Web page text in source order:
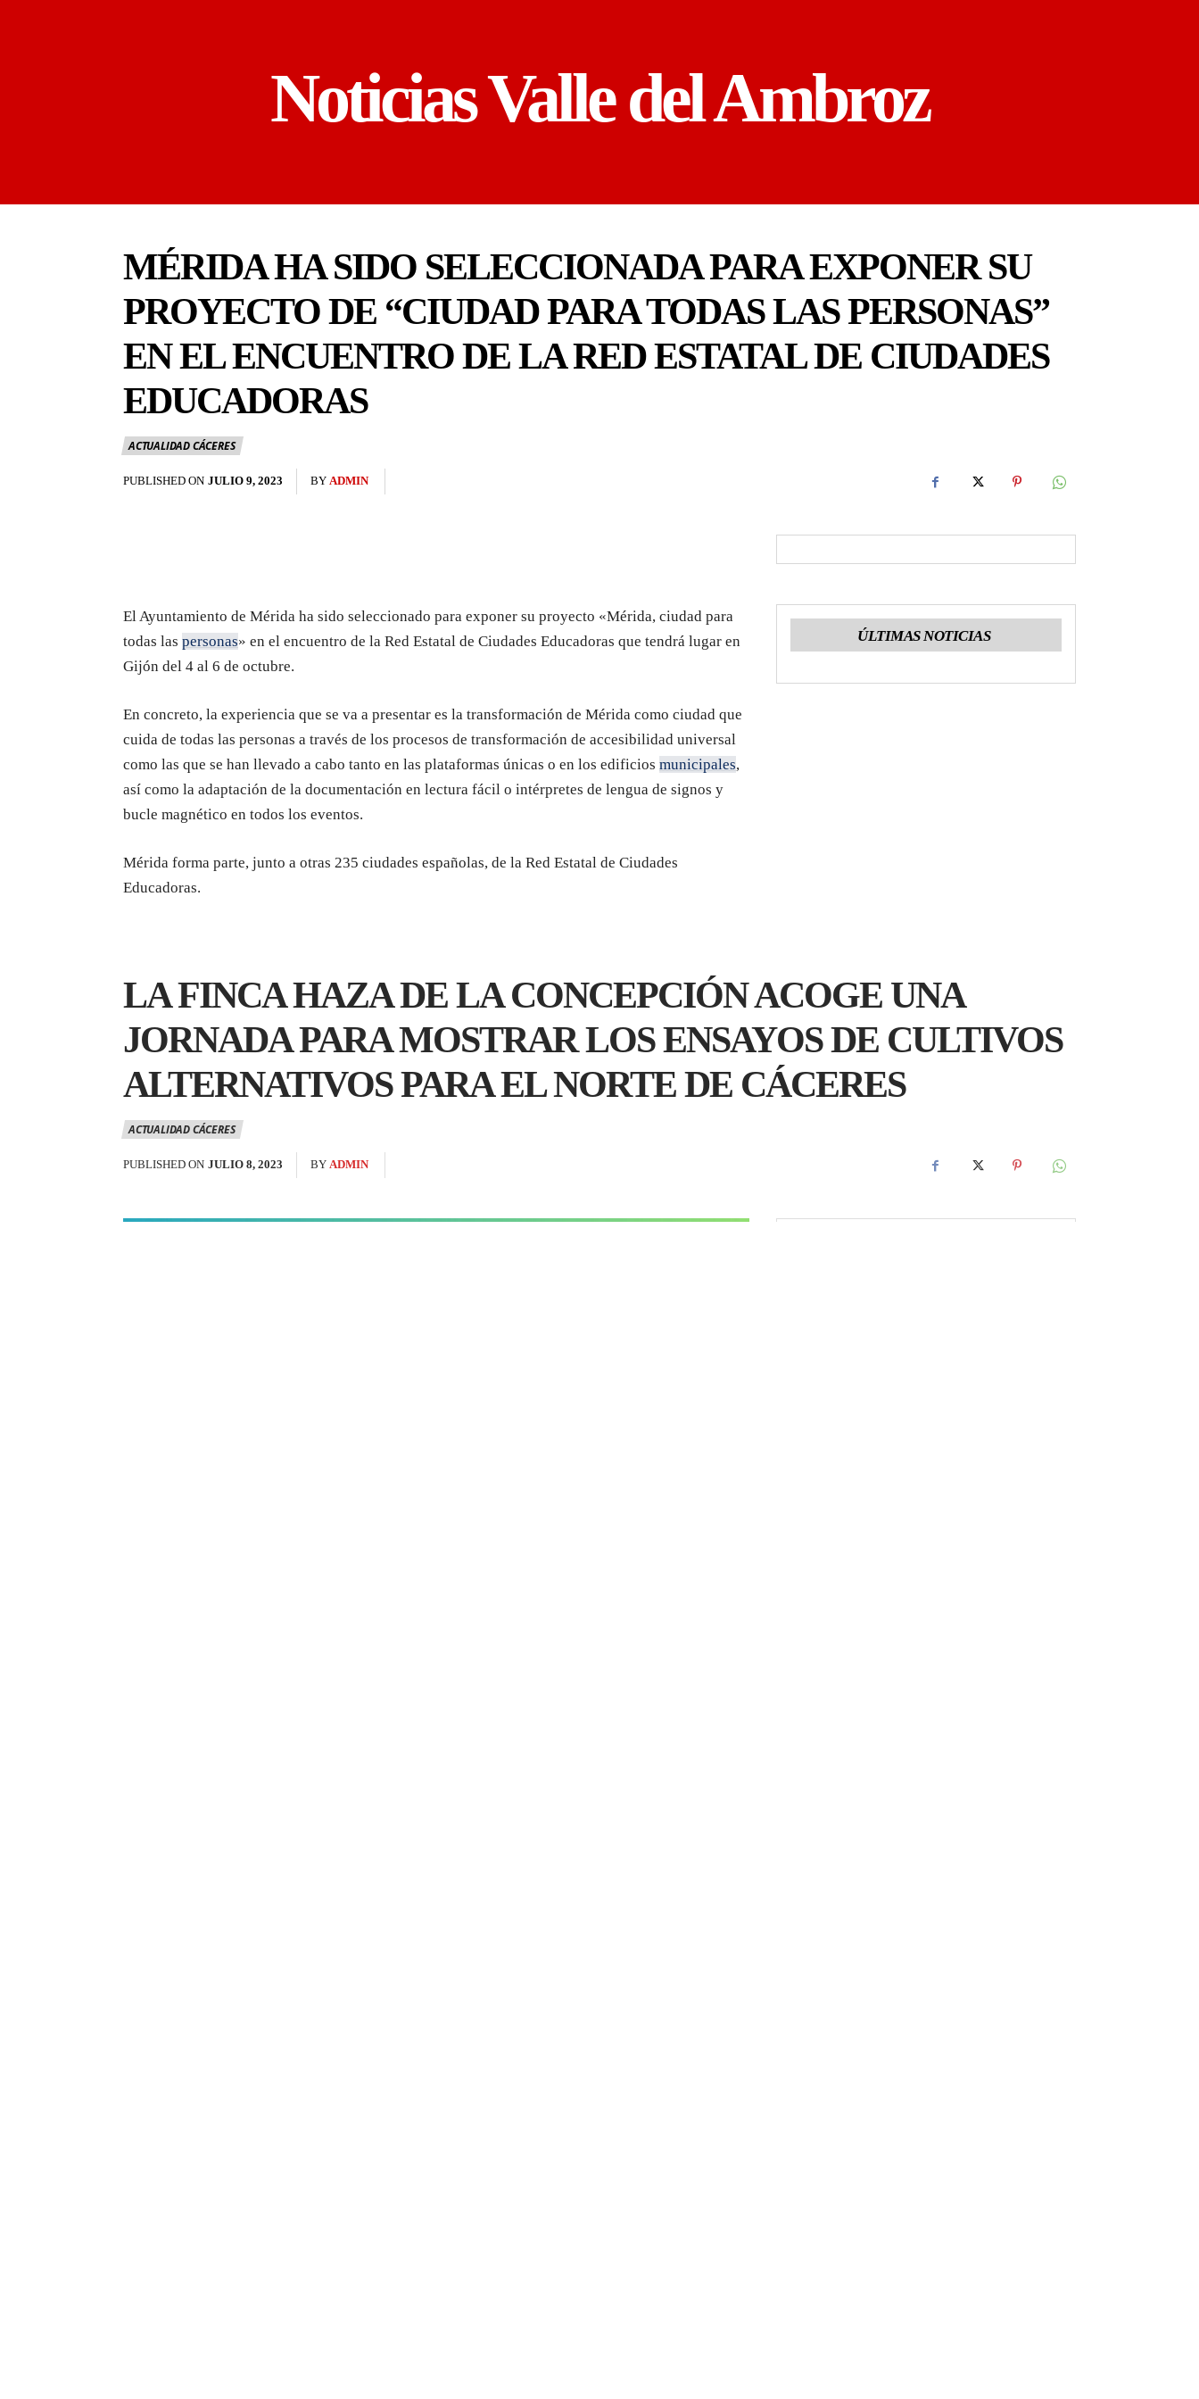
Noticias Valle del Ambroz
MÉRIDA HA SIDO SELECCIONADA PARA EXPONER SU
PROYECTO DE “CIUDAD PARA TODAS LAS PERSONAS”
EN EL ENCUENTRO DE LA RED ESTATAL DE CIUDADES
EDUCADORAS
ACTUALIDAD CÁCERES
PUBLISHED ON JULIO 9, 2023 BY ADMIN
El Ayuntamiento de Mérida ha sido seleccionado para exponer su proyecto «Mérida, ciudad para
todas las personas» en el encuentro de la Red Estatal de Ciudades Educadoras que tendrá lugar en
Gijón del 4 al 6 de octubre.
En concreto, la experiencia que se va a presentar es la transformación de Mérida como ciudad que
cuida de todas las personas a través de los procesos de transformación de accesibilidad universal
como las que se han llevado a cabo tanto en las plataformas únicas o en los edificios municipales,
así como la adaptación de la documentación en lectura fácil o intérpretes de lengua de signos y
bucle magnético en todos los eventos.
Mérida forma parte, junto a otras 235 ciudades españolas, de la Red Estatal de Ciudades
Educadoras.
ÚLTIMAS NOTICIAS